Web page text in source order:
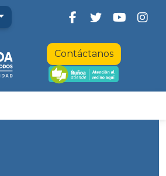
Contáctanos